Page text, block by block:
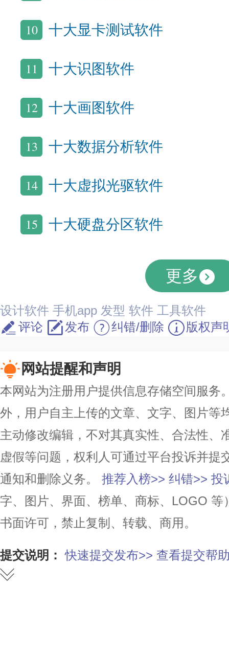
10 十大显卡测试软件
11 十大识图软件
12 十大画图软件
13 十大数据分析软件
14 十大虚拟光驱软件
15 十大硬盘分区软件
更多
设计软件 手机app 发型 软件 工具软件
评论
发布 纠错/删除 版权声
网站提醒和声明
本网站为注册用户提供信息存储空间服务
外，用户自主上传的文章、文字、图片等
主动修改编辑，不对其真实性、合法性、
虚假等问题，权利人可通过平台投诉并提
通知和删除义务。
推荐入榜>> 纠错>> 投
字、图片、界面、榜单、商标、LOGO
书面许可，禁止复制、转载、商用。
提交说明： 快速提交发布>> 查看提交帮